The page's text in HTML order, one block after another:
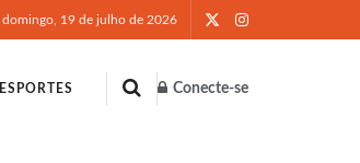
domingo, 19 de julho de 2026
ESPORTES Conecte-se